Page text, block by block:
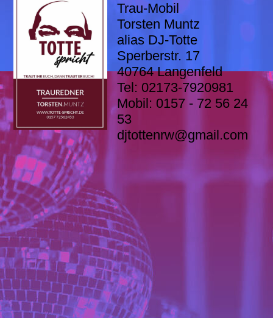
Trau-Mobil
Torsten Muntz
alias DJ-Totte
Sperberstr. 17
40764 Langenfeld
Tel: 02173-7920981
Mobil: 0157 - 72 56 24
53
djtottenrw@gmail.com